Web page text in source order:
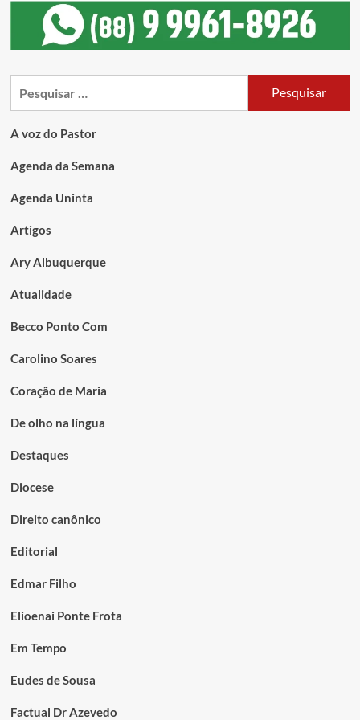
A voz do Pastor
Agenda da Semana
Agenda Uninta
Artigos
Ary Albuquerque
Atualidade
Becco Ponto Com
Carolino Soares
Coração de Maria
De olho na língua
Destaques
Diocese
Direito canônico
Editorial
Edmar Filho
Elioenai Ponte Frota
Em Tempo
Eudes de Sousa
Factual Dr Azevedo